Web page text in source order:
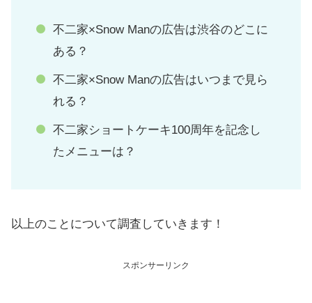
不二家×Snow Manの広告は渋谷のどこに
ある？
不二家×Snow Manの広告はいつまで見ら
れる？
不二家ショートケーキ100周年を記念し
たメニューは？
以上のことについて調査していきます！
スポンサーリンク